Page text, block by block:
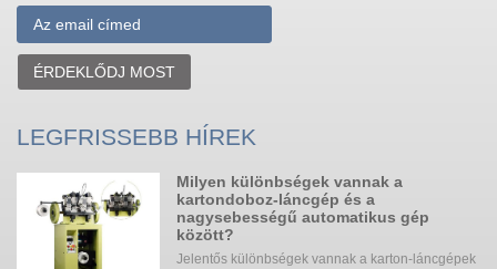
ÉRDEKLŐDJ MOST
LEGFRISSEBB HÍREK
Milyen különbségek vannak a
kartondoboz-láncgép és a
nagysebességű automatikus gép
között?
Jelentős különbségek vannak a karton-láncgépek